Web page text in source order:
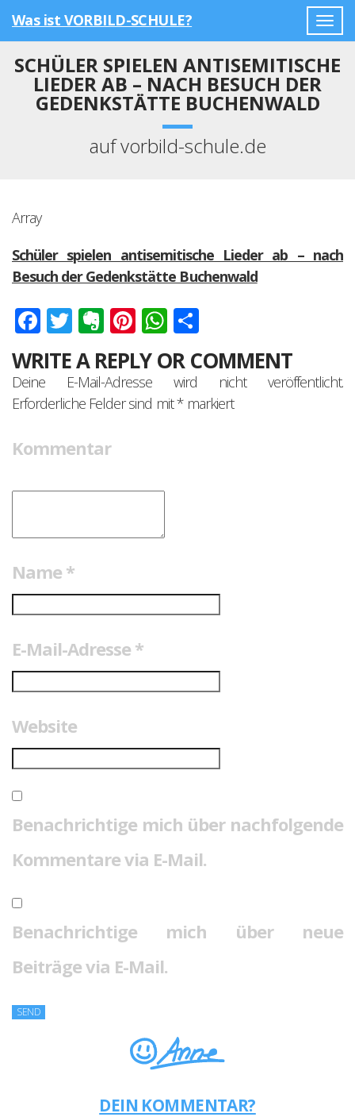
Was ist VORBILD-SCHULE?
SCHÜLER SPIELEN ANTISEMITISCHE
LIEDER AB – NACH BESUCH DER
GEDENKSTÄTTE BUCHENWALD
auf vorbild-schule.de
Array
Schüler spielen antisemitische Lieder ab – nach
Besuch der Gedenkstätte Buchenwald
Facebook
Twitter
Evernote
Pinterest
WhatsApp
WRITE A REPLY OR COMMENT
Deine E-Mail-Adresse wird nicht veröffentlicht.
Erforderliche Felder sind mit*markiert
Kommentar
Name *
E-Mail-Adresse *
Website
Benachrichtige mich über nachfolgende
Kommentare via E-Mail.
Benachrichtige mich über neue
Beiträge via E-Mail.
DEIN KOMMENTAR?